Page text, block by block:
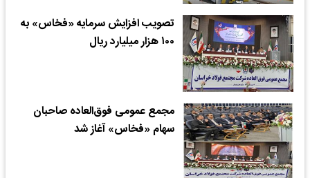
تصویب افزایش سرمایه «فخاس» به
۱۰۰ هزار میلیارد ریال
مجمع عمومی فوق‌العاده صاحبان
سهام «فخاس» آغاز شد